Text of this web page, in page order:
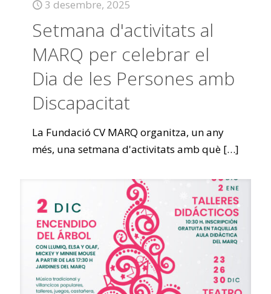
3 desembre, 2025
Setmana d'activitats al
MARQ per celebrar el
Dia de les Persones amb
Discapacitat
La Fundació CV MARQ organitza, un any
més, una setmana d'activitats amb què […]